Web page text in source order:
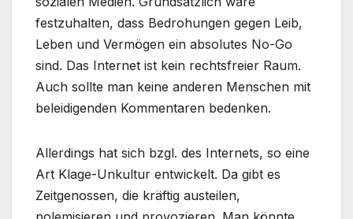
festzuhalten, dass Bedrohungen gegen Leib,
Leben und Vermögen ein absolutes No-Go
sind. Das Internet ist kein rechtsfreier Raum.
Auch sollte man keine anderen Menschen mit
beleidigenden Kommentaren bedenken.
Allerdings hat sich bzgl. des Internets, so eine
Art Klage-Unkultur entwickelt. Da gibt es
Zeitgenossen, die kräftig austeilen,